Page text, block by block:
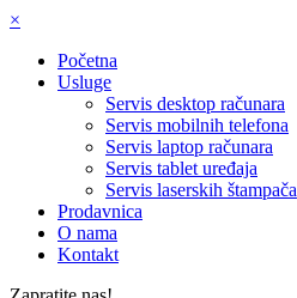
×
Početna
Usluge
Servis desktop računara
Servis mobilnih telefona
Servis laptop računara
Servis tablet uređaja
Servis laserskih štampača
Prodavnica
O nama
Kontakt